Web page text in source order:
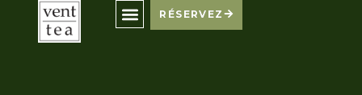
RÉSERVEZ